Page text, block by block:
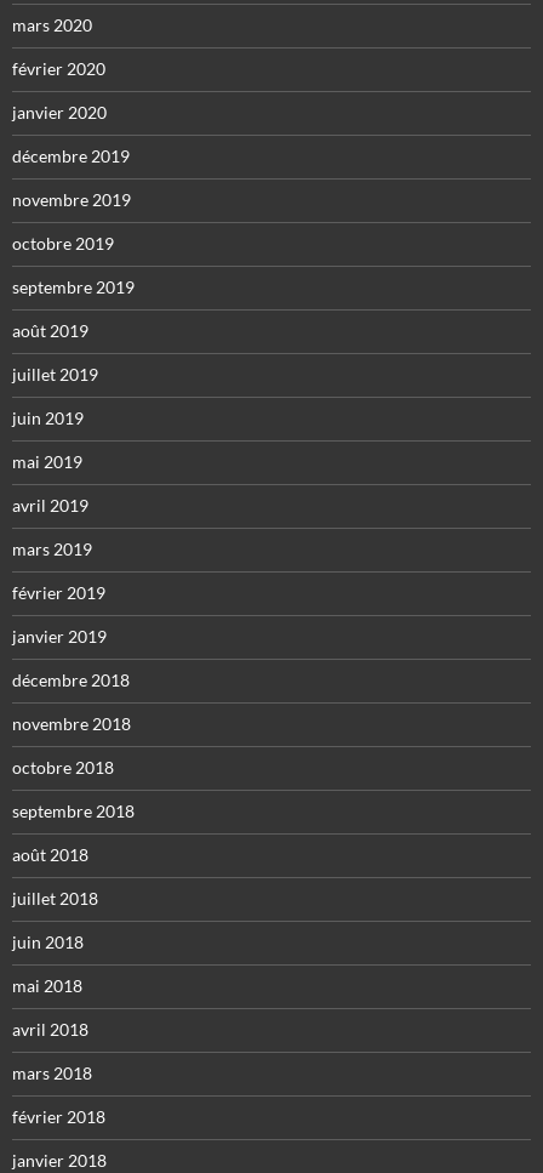
mars 2020
février 2020
janvier 2020
décembre 2019
novembre 2019
octobre 2019
septembre 2019
août 2019
juillet 2019
juin 2019
mai 2019
avril 2019
mars 2019
février 2019
janvier 2019
décembre 2018
novembre 2018
octobre 2018
septembre 2018
août 2018
juillet 2018
juin 2018
mai 2018
avril 2018
mars 2018
février 2018
janvier 2018